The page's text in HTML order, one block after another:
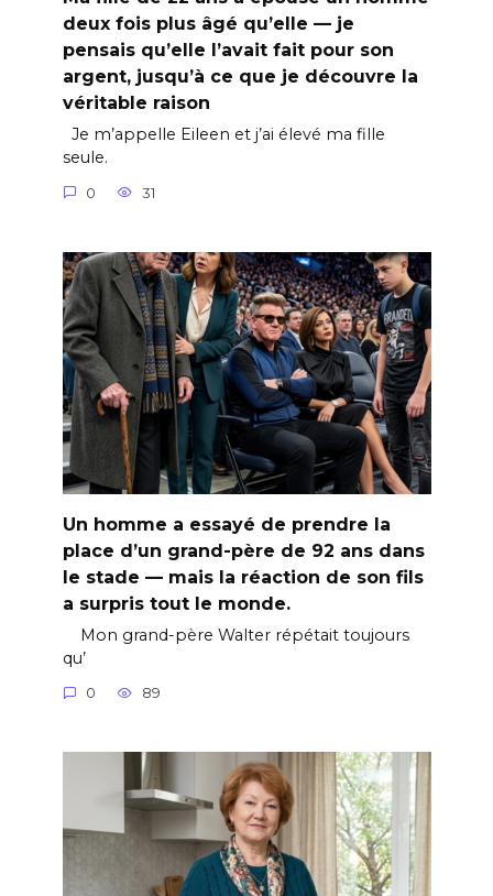
deux fois plus âgé qu’elle — je
pensais qu’elle l’avait fait pour son
argent, jusqu’à ce que je découvre la
véritable raison
Je m’appelle Eileen et j’ai élevé ma fille
seule.
0 31
Un homme a essayé de prendre la
place d’un grand-père de 92 ans dans
le stade — mais la réaction de son fils
a surpris tout le monde.
Mon grand-père Walter répétait toujours
qu’
0 89